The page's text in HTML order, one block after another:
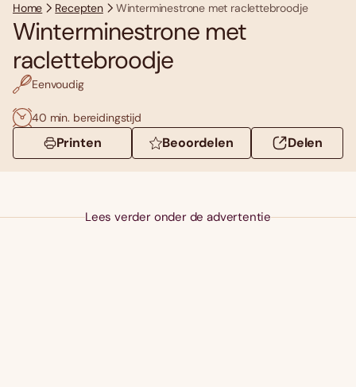
Home Recepten Winterminestrone met raclettebroodje
Winterminestrone met
raclettebroodje
Eenvoudig
40 min. bereidingstijd
Printen Beoordelen Delen
Lees verder onder de advertentie